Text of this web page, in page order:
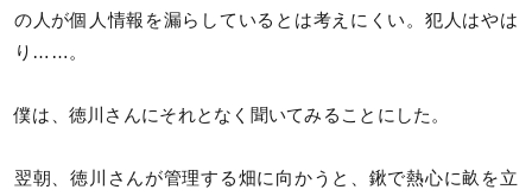
の人が個人情報を漏らしているとは考えにくい。犯人はやは
り……。
僕は、徳川さんにそれとなく聞いてみることにした。
翌朝、徳川さんが管理する畑に向かうと、鍬で熱心に畝を立